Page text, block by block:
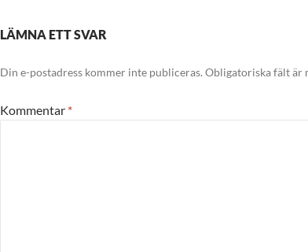
LÄMNA ETT SVAR
Din e-postadress kommer inte publiceras. Obligatoriska fält är
Kommentar *